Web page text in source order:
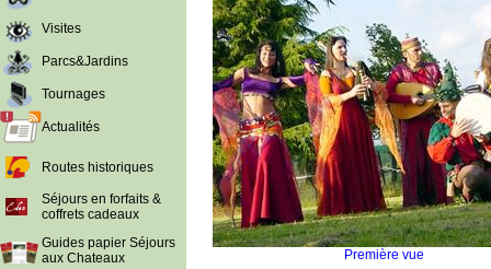
Visites
Parcs&Jardins
Tournages
Actualités
Routes historiques
Séjours en forfaits &
coffrets cadeaux
Guides papier Séjours
aux Chateaux
Première vue